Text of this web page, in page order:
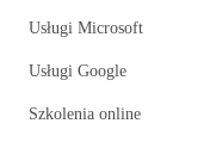
Usługi Microsoft
Usługi Google
Szkolenia online